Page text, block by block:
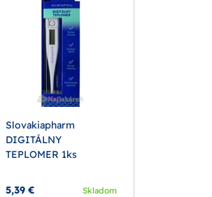
Slovakiapharm
DIGITÁLNY
TEPLOMER 1ks
5,39 € Skladom